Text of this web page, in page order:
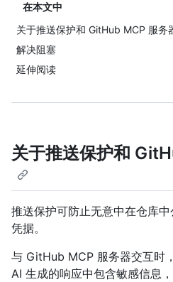
在本文中
关于推送保护和 GitHub MCP 服务
解决阻塞
延伸阅读
关于推送保护和
推送保护可防止无意中在仓库
凭据。
与 GitHub MCP 服务器交互时
AI 生成的响应中包含敏感信息